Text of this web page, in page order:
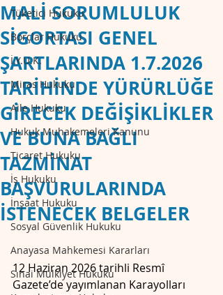
Tüketici Hukuku
Borçlar Hukuku
İ.Y.U.K.
Miras Hukuku
Aile Hukuku
Hukuk Muhakemeleri Kanunu
Ticaret Hukuku
İş Hukuku
İnşaat Hukuku
Sosyal Güvenlik Hukuku
Anayasa Mahkemesi Kararları
Sınai Mülkiyet Hukuku
MALİ SORUMLULUK
SİGORTASI GENEL
ŞARTLARINDA 1.7.2026
TARİHİNDE YÜRÜRLÜĞE
GİRECEK DEĞİŞİKLİKLER
VE BUNA BAĞLI
TAZMİNAT
BAŞVURULARINDA
İSTENECEK BELGELER
12 Haziran 2026 tarihli Resmî
Gazete’de yayımlanan Karayolları